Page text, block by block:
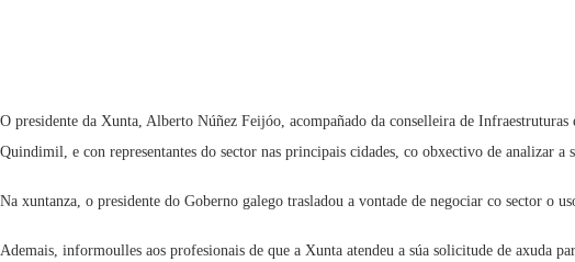
O presidente da Xunta, Alberto Núñez Feijóo, acompañado da conselleira de
Quindimil, e con representantes do sector nas principais cidades, co obxectivo de analizar
Na xuntanza, o presidente do Goberno galego trasladou a vontade de negociar co sector o
Ademais, informoulles aos profesionais de que a Xunta atendeu a súa solicitude de axuda